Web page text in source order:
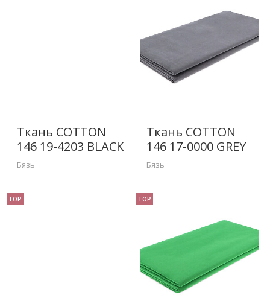
Ткань COTTON
146 19-4203 BLACK
Бязь
Ткань COTTON
146 17-0000 GREY
Бязь
TOP TOP